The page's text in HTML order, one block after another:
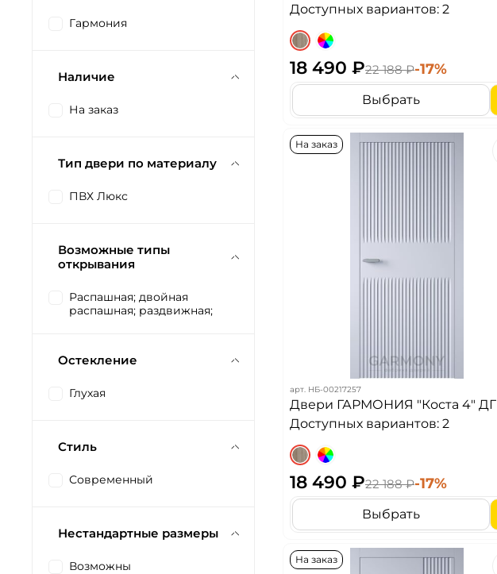
Доступных вариантов: 2
18 490 ₽22 188 ₽-17%
Выбрать
На заказ
арт. НБ-00217257
Двери ГАРМОНИЯ "Коста 4" ДГ
Доступных вариантов: 2
18 490 ₽22 188 ₽-17%
Выбрать
На заказ
Гармония
Наличие
На заказ
Тип двери по материалу
ПВХ Люкс
Возможные типы
открывания
Распашная; двойная
распашная; раздвижная;
Остекление
Глухая
Стиль
Современный
Нестандартные размеры
Возможны